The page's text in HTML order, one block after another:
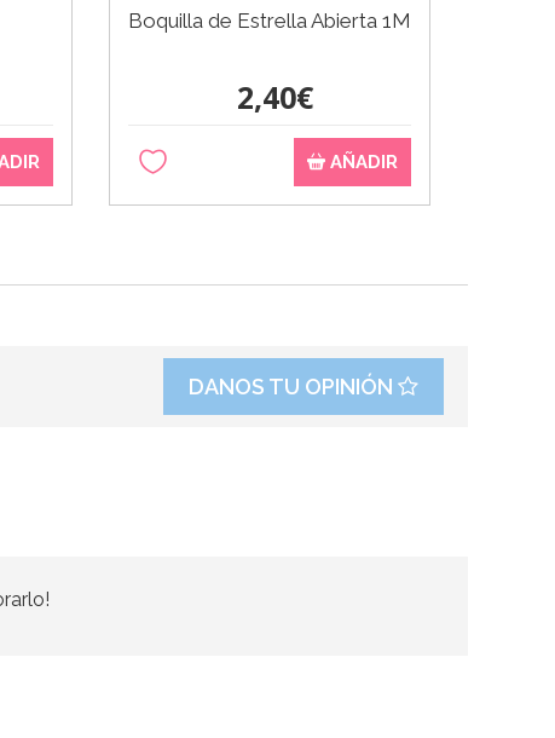
Boquilla de Estrella Abierta 1M
2,40€
AÑADIR
DANOS TU OPINIÓN